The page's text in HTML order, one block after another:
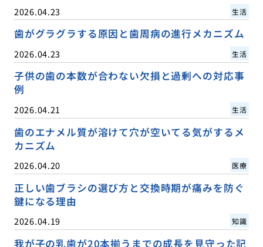
2026.04.23 生活
歯がグラグラする原因と歯周病の進行メカニズム
2026.04.23 生活
子供の歯の本数が合わない欠損と過剰への対応事
例
2026.04.21 生活
歯のエナメル質が溶けて穴が空いてる気がするメ
カニズム
2026.04.20 医療
正しい歯ブラシの選び方と交換時期が痛みを防ぐ
鍵になる理由
2026.04.19 知識
我が子の乳歯が20本揃うまでの成長を見守った記